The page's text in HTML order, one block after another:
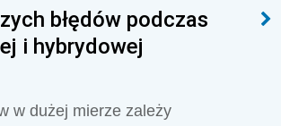
błędów podczas
i hybrydowej
w dużej mierze zależy